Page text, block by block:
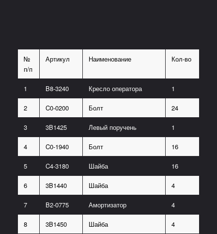
№
п/п
Артикул Наименование Кол-во
1 B8-3240 Кресло оператора 1
2 C0-0200 Болт 24
3 3B1425 Левый поручень 1
4 C0-1940 Болт 16
5 C4-3180 Шайба 16
6 3B1440 Шайба 4
7 B2-0775 Амортизатор 4
8 3B1450 Шайба 4